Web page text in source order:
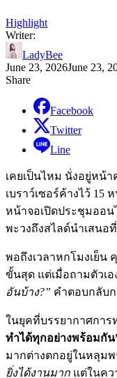
Highlight
Writer:
LadyBee
June 23, 2026June 23,
Share
Facebook
Twitter
Line
เคยเป็นไหม นั่งอยู่หน้
เบราว์เซอร์ค้างไว้
หน้าจอเปิดประชุมออ
พะวงถึงสไลด์นำเสนอ
พอถึงเวลาหกโมงเย็น
ขั้นสุด แต่เมื่อถามตัวเอ
อันบ้าง?” คำตอบกลับก
ในยุคที่บรรยากาศการ
ทำได้ทุกอย่างพร้อมกัน
มากต่างตกอยู่ในหลุมพ
ยิ่งได้งานมาก แต่ในคว